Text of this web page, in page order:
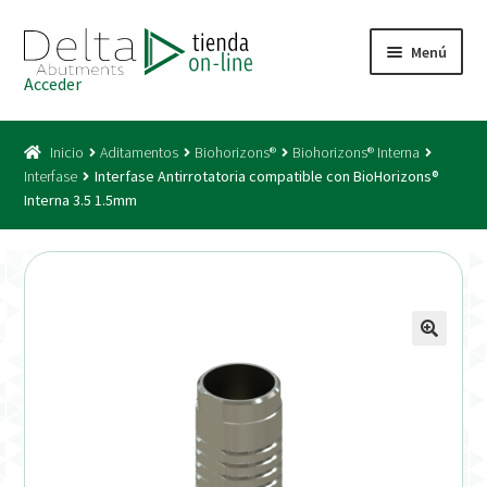
a
la
navegación
al
contenido
Menú
Acceso
Catálogo
Acceder
Inicio Aditamentos Biohorizons®
Biohorizons® Interna
Interfase
Interfase Antirrotatoria compatible con BioHorizons®
Interna 3.5 1.5mm